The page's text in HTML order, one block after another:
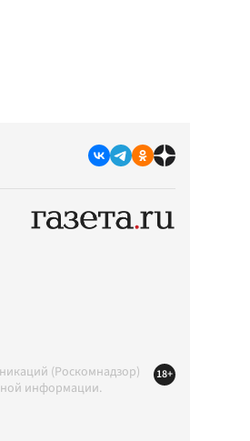
(Роскомнадзор)
информации.
18+